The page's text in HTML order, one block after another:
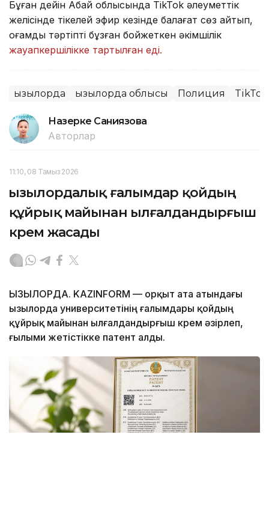
Бұған дейін Абай облысында TikTok әлеуметтік
желісінде тікелей эфир кезінде балағат сөз айтып,
қоғамдық тәртіпті бұзған бойжеткен әкімшілік
жауапкершілікке тартылған еді.
Қызылорда Қызылорда облысы Полиция TikTok
Назерке Саниязова
Авторлар
11:10, 08 Тамыз 2026
Қызылордалық ғалымдар қойдың
құйрық майынан ылғалдандырғыш
крем жасады
ҚЫЗЫЛОРДА. KAZINFORM — Қорқыт ата атындағы
Қызылорда университетінің ғалымдары қойдың
құйрық майынан ылғалдандырғыш крем әзірлеп,
ғылыми жетістікке патент алды.